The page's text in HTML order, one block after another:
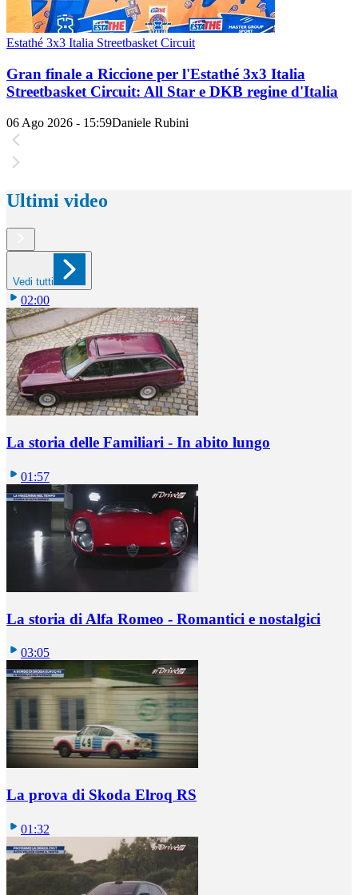
Estathé 3x3 Italia Streetbasket Circuit
Gran finale a Riccione per l'Estathé 3x3 Italia
Streetbasket Circuit: All Star e DKB regine d'Italia
06 Ago 2026 - 15:59Daniele Rubini
Ultimi video
Vedi tutti
02:00
La storia delle Familiari - In abito lungo
01:57
La storia di Alfa Romeo - Romantici e nostalgici
03:05
La prova di Skoda Elroq RS
01:32